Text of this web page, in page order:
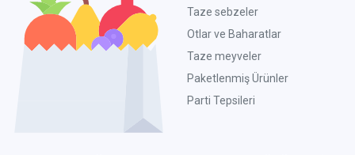
Taze sebzeler
Otlar ve Baharatlar
Taze meyveler
Paketlenmiş Ürünler
Parti Tepsileri